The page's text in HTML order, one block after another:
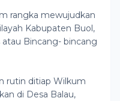
rangka mewujudkan
Kabupaten Buol,
atau Bincang- bincang
rutin ditiap Wilkum
di Desa Balau,